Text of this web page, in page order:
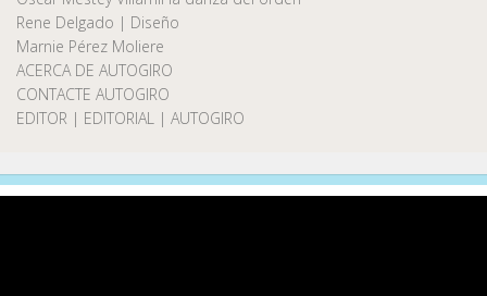
Rene Delgado | Diseño
Marnie Pérez Moliere
ACERCA DE AUTOGIRO
CONTACTE AUTOGIRO
EDITOR | EDITORIAL | AUTOGIRO